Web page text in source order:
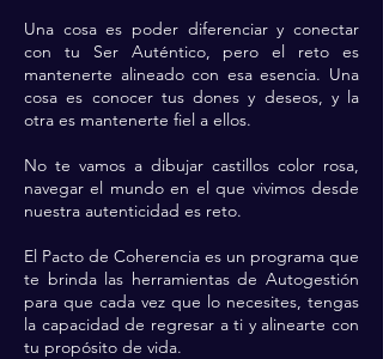
Una cosa es poder diferenciar y conectar
con tu Ser Auténtico, pero el reto es
mantenerte alineado con esa esencia. Una
cosa es conocer tus dones y deseos, y la
otra es mantenerte fiel a ellos.
No te vamos a dibujar castillos color rosa,
navegar el mundo en el que vivimos desde
nuestra autenticidad es reto.
El Pacto de Coherencia es un programa que
te brinda las herramientas de Autogestión
para que cada vez que lo necesites, tengas
la capacidad de regresar a ti y alinearte con
tu propósito de vida.